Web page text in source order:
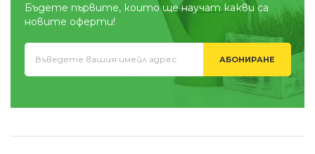
Бъдете първите, които ще научат какви са
новите оферти!
АБОНИРАНЕ